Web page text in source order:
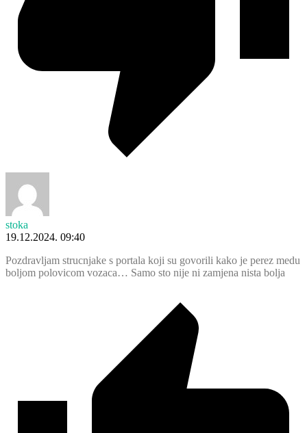
stoka
19.12.2024. 09:40
Pozdravljam strucnjake s portala koji su govorili kako je perez medu
boljom polovicom vozaca… Samo sto nije ni zamjena nista bolja